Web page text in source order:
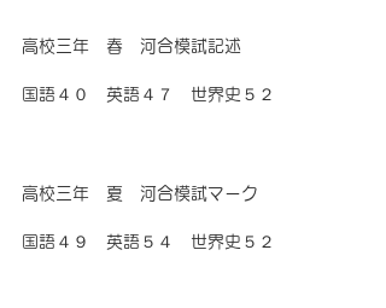
高校三年　春　河合模試記述
国語４０　英語４７　世界史５２
高校三年　夏　河合模試マーク
国語４９　英語５４　世界史５２